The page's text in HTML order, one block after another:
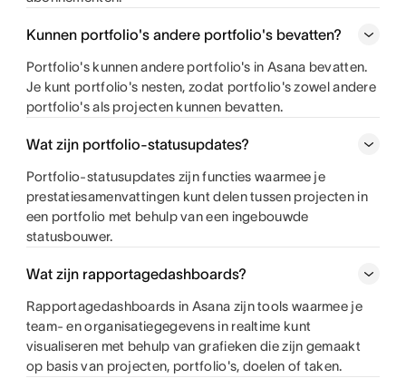
Kunnen portfolio's andere portfolio's bevatten?
Portfolio's kunnen andere portfolio's in Asana bevatten.
Je kunt portfolio's nesten, zodat portfolio's zowel andere
portfolio's als projecten kunnen bevatten.
Wat zijn portfolio-statusupdates?
Portfolio-statusupdates zijn functies waarmee je
prestatiesamenvattingen kunt delen tussen projecten in
een portfolio met behulp van een ingebouwde
statusbouwer.
Wat zijn rapportagedashboards?
Rapportagedashboards in Asana zijn tools waarmee je
team- en organisatiegegevens in realtime kunt
visualiseren met behulp van grafieken die zijn gemaakt
op basis van projecten, portfolio's, doelen of taken.